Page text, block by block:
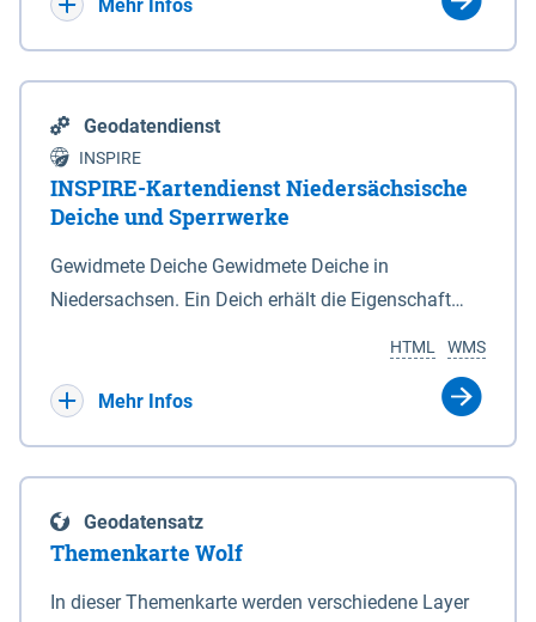
Mehr Infos
Geodatendienst
INSPIRE
INSPIRE-Kartendienst Niedersächsische
Deiche und Sperrwerke
Gewidmete Deiche Gewidmete Deiche in
Niedersachsen. Ein Deich erhält die Eigenschaft
Deichbehörde durch Verordnung ausspricht. Für
enthalten. Sperrwerke Sperrwerke sind Bauwerke
mit Sperrvorrichtungen in Tidegewässern, die dem
Schutz eines Gebietes vor erhöhten Tiden, vor allem
WMS
HTML
Mehr Infos
Geodatensatz
Themenkarte Wolf
In dieser Themenkarte werden verschiedene Layer